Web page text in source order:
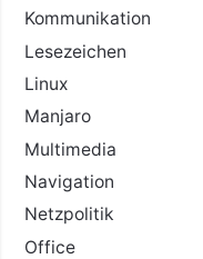
Kommunikation
Lesezeichen
Linux
Manjaro
Multimedia
Navigation
Netzpolitik
Office